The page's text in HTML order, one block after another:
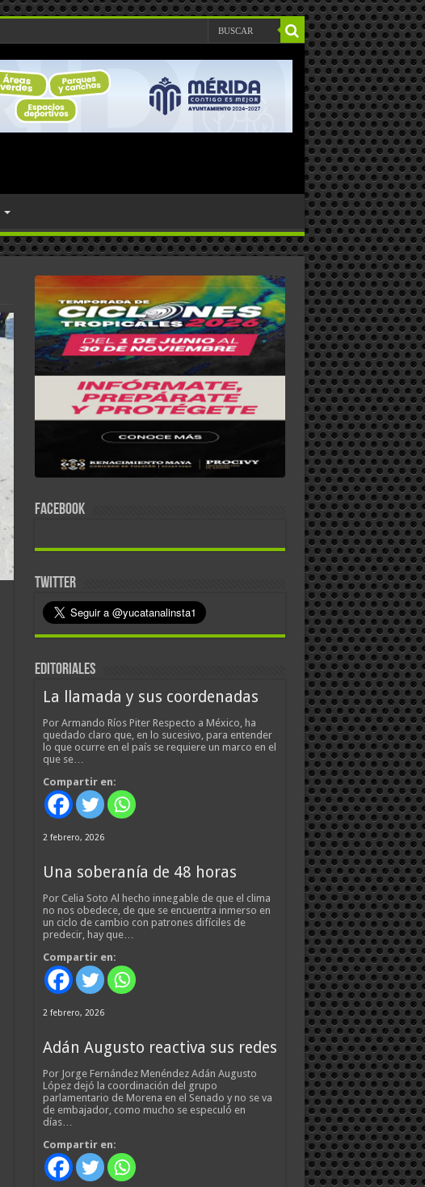
FACEBOOK
TWITTER
EDITORIALES
La llamada y sus coordenadas
Por Armando Ríos Piter Respecto a México, ha
quedado claro que, en lo sucesivo, para entender
lo que ocurre en el país se requiere un marco en el
que se…
Compartir en:
2 febrero, 2026
Una soberanía de 48 horas
Por Celia Soto Al hecho innegable de que el clima
no nos obedece, de que se encuentra inmerso en
un ciclo de cambio con patrones difíciles de
predecir, hay que…
Compartir en:
2 febrero, 2026
Adán Augusto reactiva sus redes
Por Jorge Fernández Menéndez Adán Augusto
López dejó la coordinación del grupo
parlamentario de Morena en el Senado y no se va
de embajador, como mucho se especuló en
días…
Compartir en: